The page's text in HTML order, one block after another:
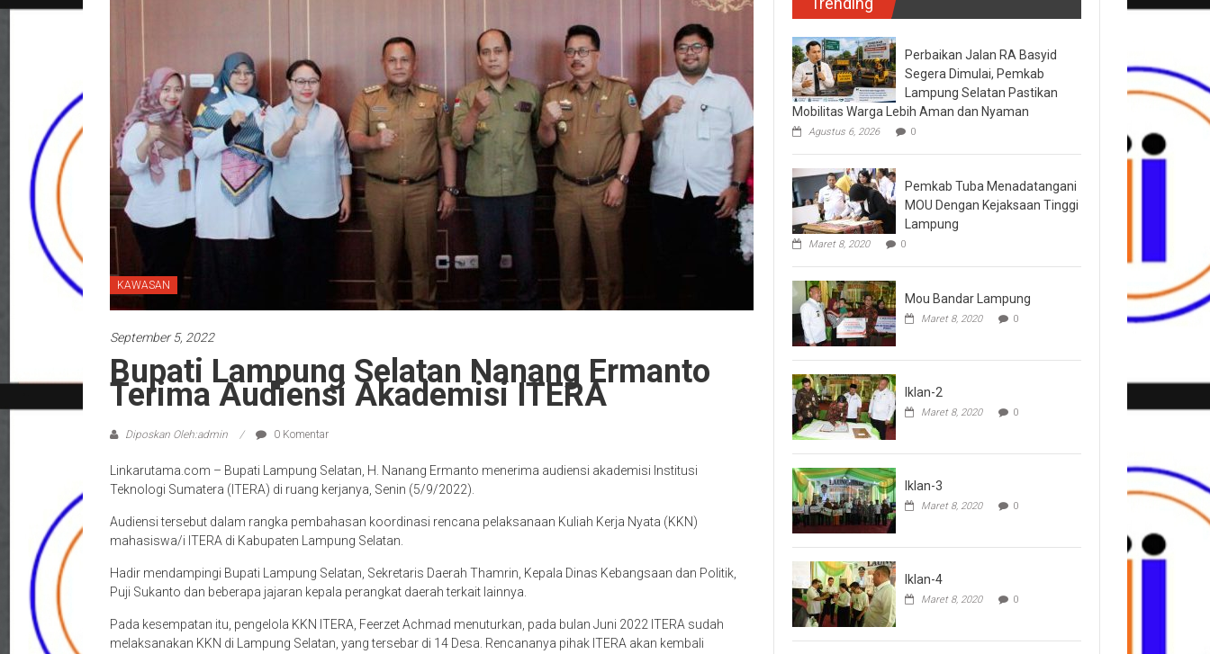
KAWASAN
September 5, 2022
Bupati Lampung Selatan Nanang Ermanto
Terima Audiensi Akademisi ITERA
Diposkan Oleh:admin 0 Komentar
Linkarutama.com – Bupati Lampung Selatan, H. Nanang Ermanto menerima audiensi akademisi Institusi
Teknologi Sumatera (ITERA) di ruang kerjanya, Senin (5/9/2022).
Audiensi tersebut dalam rangka pembahasan koordinasi rencana pelaksanaan Kuliah Kerja Nyata (KKN)
mahasiswa/i ITERA di Kabupaten Lampung Selatan.
Hadir mendampingi Bupati Lampung Selatan, Sekretaris Daerah Thamrin, Kepala Dinas Kebangsaan dan Politik,
Puji Sukanto dan beberapa jajaran kepala perangkat daerah terkait lainnya.
Pada kesempatan itu, pengelola KKN ITERA, Feerzet Achmad menuturkan, pada bulan Juni 2022 ITERA sudah
melaksanakan KKN di Lampung Selatan, yang tersebar di 14 Desa. Rencananya pihak ITERA akan kembali
Perbaikan Jalan RA Basyid
Segera Dimulai, Pemkab
Lampung Selatan Pastikan
Mobilitas Warga Lebih Aman dan Nyaman
Agustus 6, 2026 0
Pemkab Tuba Menadatangani
MOU Dengan Kejaksaan Tinggi
Lampung
Maret 8, 2020 0
Mou Bandar Lampung
Maret 8, 2020 0
Iklan-2
Maret 8, 2020 0
Iklan-3
Maret 8, 2020 0
Iklan-4
Maret 8, 2020 0